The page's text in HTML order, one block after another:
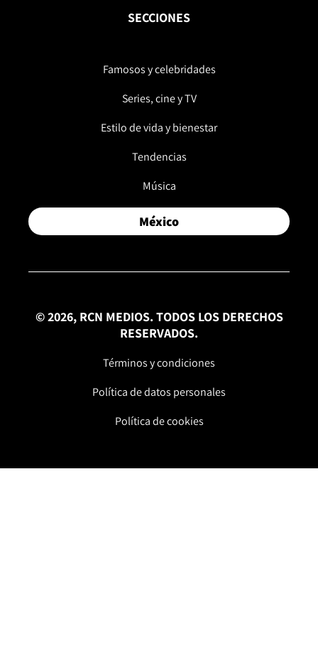
SECCIONES
Famosos y celebridades
Series, cine y TV
Estilo de vida y bienestar
Tendencias
Música
México
© 2026, RCN MEDIOS. TODOS LOS DERECHOS
RESERVADOS.
Términos y condiciones
Política de datos personales
Política de cookies